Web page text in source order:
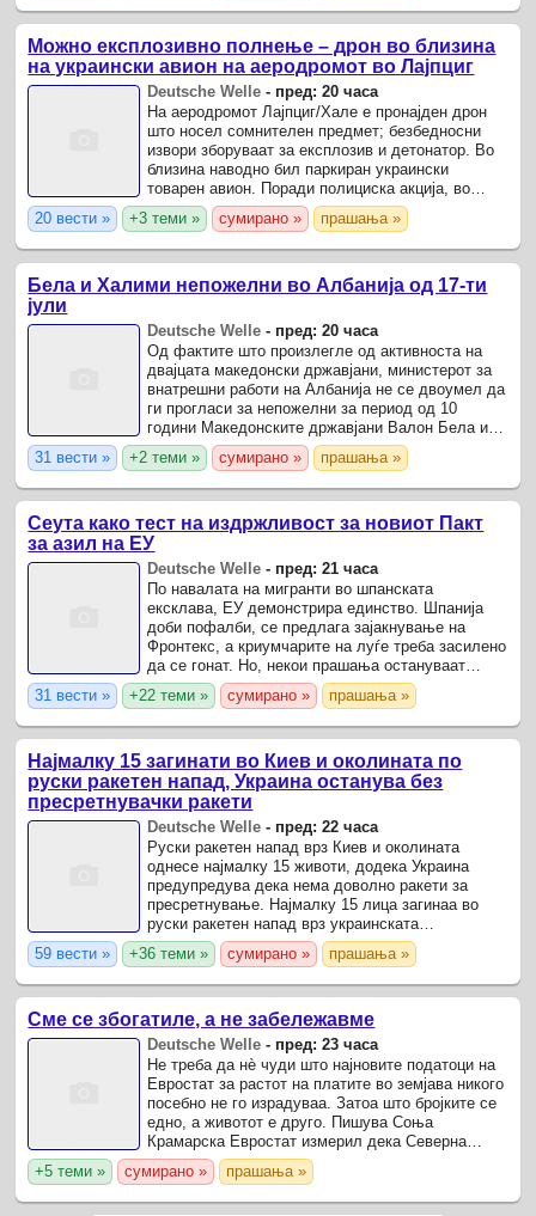
Можно експлозивно полнење – дрон во близина
на украински авион на аеродромот во Лајпциг
Deutsche Welle - пред: 20 часа
На аеродромот Лајпциг/Хале е пронајден дрон
што носел сомнителен предмет; безбедносни
извори зборуваат за експлозив и детонатор. Во
близина наводно бил паркиран украински
товарен авион. Поради полициска акција, во
текот на ноќта кон среда дојде до значителни
нарушувања на ...
20 вести » +3 теми » сумирано » прашања »
Бела и Халими непожелни во Албанија од 17-ти
јули
Deutsche Welle - пред: 20 часа
Од фактите што произлегле од активноста на
двајцата македонски државјани, министерот за
внатрешни работи на Албанија не се двоумел да
ги прогласи за непожелни за период од 10
години Mакедонските државјани Валон Бела и
Бекир Халими се прогласени за персона нон
грата за период од ...
31 вести » +2 теми » сумирано » прашања »
Сеута како тест на издржливост за новиот Пакт
за азил на ЕУ
Deutsche Welle - пред: 21 часа
По навалата на мигранти во шпанската
ексклава, ЕУ демонстрира единство. Шпанија
доби пофалби, се предлага зајакнување на
Фронтекс, а криумчарите на луѓе треба засилено
да се гонат. Но, некои прашања остануваат
нерешени.
31 вести » +22 теми » сумирано » прашања »
Најмалку 15 загинати во Киев и околината по
руски ракетен напад, Украина останува без
пресретнувачки ракети
Deutsche Welle - пред: 22 часа
Руски ракетен напад врз Киев и околината
однесе најмалку 15 животи, додека Украина
предупредува дека нема доволно ракети за
пресретнување. Најмалку 15 лица загинаа во
руски ракетен напад врз украинската
престолнина Киев и нејзината околина,
соопштија украинските власти.
59 вести » +36 теми » сумирано » прашања »
Сме се збогатиле, а не забележавме
Deutsche Welle - пред: 23 часа
Не треба да нѐ чуди што најновите податоци на
Евростат за растот на платите во земјава никого
посебно не го израдуваа. Затоа што бројките се
едно, а животот е друго. Пишува Соња
Крамарска Евростат измерил дека Северна
Македонија е рангирана повисоко од седум
земји членки на ЕУ ...
+5 теми » сумирано » прашања »